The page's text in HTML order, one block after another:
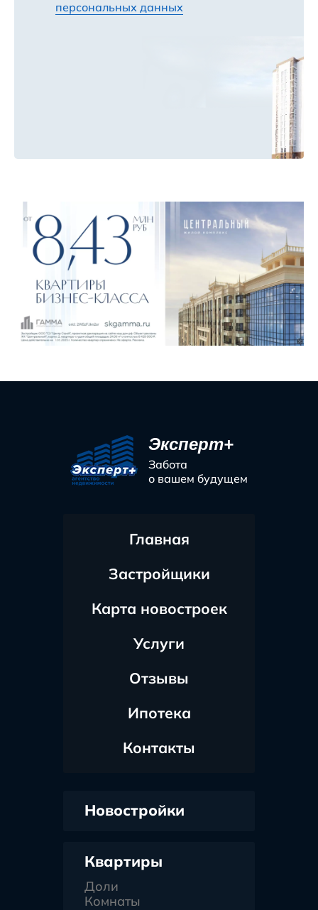
персональных данных
Эксперт+
Забота
о вашем будущем
Главная
Застройщики
Карта новостроек
Услуги
Отзывы
Ипотека
Контакты
Новостройки
Квартиры
Доли
Комнаты